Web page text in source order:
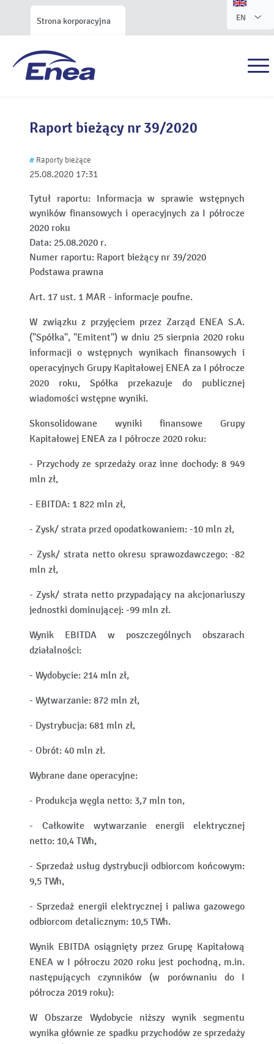
Strona korporacyjna EN
Raport bieżący nr 39/2020
25.08.2020 17:31
# Raporty bieżące
Tytuł raportu: Informacja w sprawie wstępnych
wyników finansowych i operacyjnych za I półrocze
2020 roku
Data: 25.08.2020 r.
Numer raportu: Raport bieżący nr 39/2020
Podstawa prawna
Art. 17 ust. 1 MAR - informacje poufne.
W związku z przyjęciem przez Zarząd ENEA S.A.
("Spółka", "Emitent") w dniu 25 sierpnia 2020 roku
informacji o wstępnych wynikach finansowych i
operacyjnych Grupy Kapitałowej ENEA za I półrocze
2020 roku, Spółka przekazuje do publicznej
wiadomości wstępne wyniki.
Skonsolidowane wyniki finansowe Grupy
Kapitałowej ENEA za I półrocze 2020 roku:
- Przychody ze sprzedaży oraz inne dochody: 8 949
mln zł,
- EBITDA: 1 822 mln zł,
- Zysk/ strata przed opodatkowaniem: -10 mln zł,
- Zysk/ strata netto okresu sprawozdawczego: -82
mln zł,
- Zysk/ strata netto przypadający na akcjonariuszy
jednostki dominującej: -99 mln zł.
Wynik EBITDA w poszczególnych obszarach
działalności:
- Wydobycie: 214 mln zł,
- Wytwarzanie: 872 mln zł,
- Dystrybucja: 681 mln zł,
- Obrót: 40 mln zł.
Wybrane dane operacyjne:
- Produkcja węgla netto: 3,7 mln ton,
- Całkowite wytwarzanie energii elektrycznej
netto: 10,4 TWh,
- Sprzedaż usług dystrybucji odbiorcom końcowym:
9,5 TWh,
- Sprzedaż energii elektrycznej i paliwa gazowego
odbiorcom detalicznym: 10,5 TWh.
Wynik EBITDA osiągnięty przez Grupę Kapitałową
ENEA w I półroczu 2020 roku jest pochodną, m.in.
następujących czynników (w porównaniu do I
półrocza 2019 roku):
W Obszarze Wydobycie niższy wynik segmentu
wynika głównie ze spadku przychodów ze sprzedaży